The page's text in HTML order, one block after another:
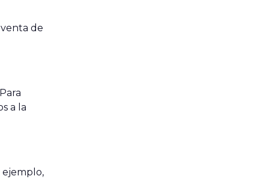
de
a la
ejemplo,